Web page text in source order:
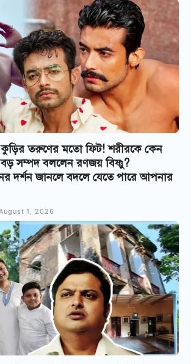
তরুণের মতো ফিট! শরীরকে কেন
বড় সম্পদ বললেন রণজয় বিষ্ণু?
দর্শন জানলে বদলে যেতে পারে আপনার
August 1, 2026